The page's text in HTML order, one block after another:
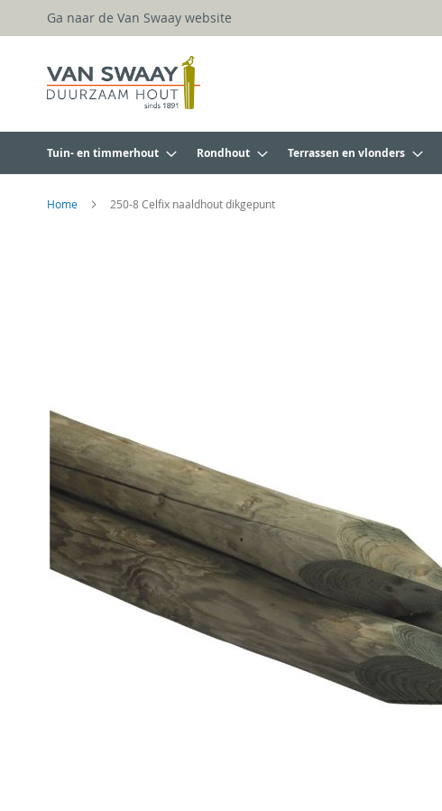
Ga naar de Van Swaay website
naar
Tuin- en timmerhout Rondhout Terrassen en vlonders
Home 250-8 Celfix naaldhout dikgepunt